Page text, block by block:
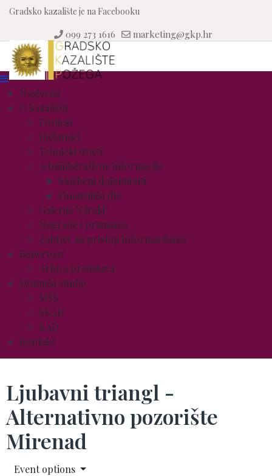
Gradsko kazalište je na Facebooku
099 273 1616 marketing@gkp.hr
Naslovna
O kazalištu
Povijest
Djelatnici
Tehnički uvjeti
Administrativne informacije
Službeni dokumenti
Financijski dio
Galerija "Ciraki"
Nagrade i priznanja
Zahtjev za pristup informacijama
Repertoar
Arhiva predstava
Dramski studio
MŠK
SKAD
KAD
Kontakt
Ljubavni triangl -
Alternativno pozorište
Mirenad
Event options